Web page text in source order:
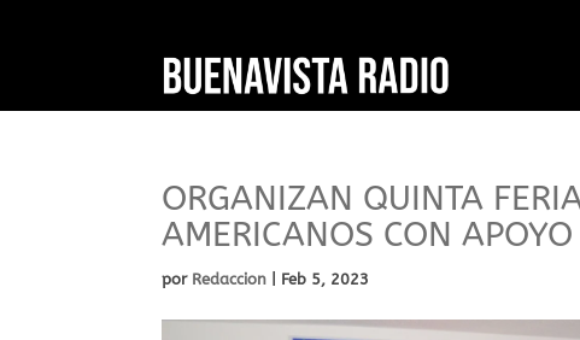
ORGANIZAN QUINTA
AMERICANOS CON
por Redaccion Feb 5, 2023